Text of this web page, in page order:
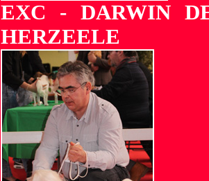
EXC - DARWIN
HERZEELE